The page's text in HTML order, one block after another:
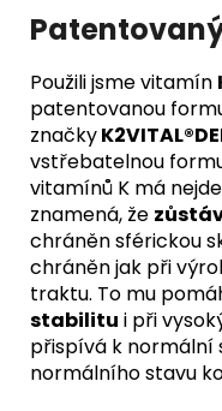
Použili jsme vitamín
patentovanou
značky
vstřebatelnou
vitamínů K má
znamená, že
chráněn sférickou
chráněn jak při
traktu. To mu
stabilitu i při
přispívá k normální
normálního stavu